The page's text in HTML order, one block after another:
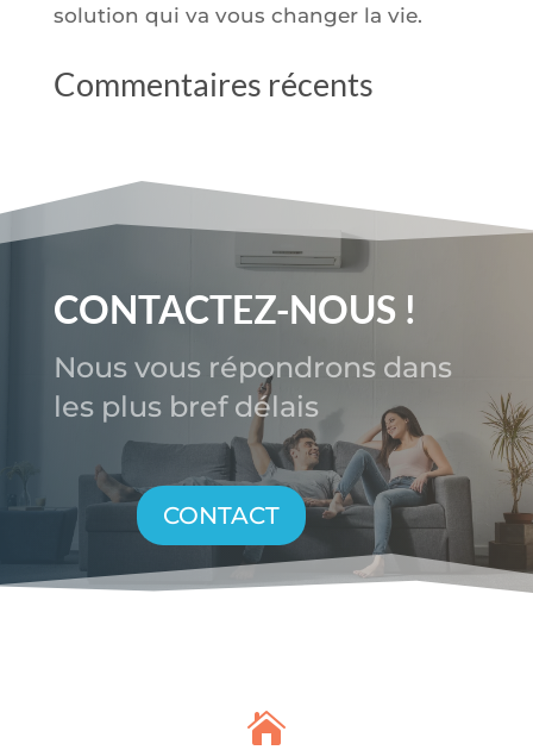
solution qui va vous changer la vie.
Commentaires récents
CONTACTEZ-NOUS !
Nous vous répondrons dans
les plus bref délais
CONTACT
